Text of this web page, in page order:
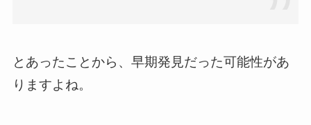
とあったことから、早期発見だった可能性があ
りますよね。